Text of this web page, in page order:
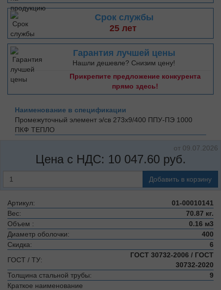
Срок службы
25 лет
Гарантия лучшей цены
Нашли дешевле? Снизим цену!
Прикрепите предложение конкурента
прямо здесь!
Наименование в спецификации
Промежуточный элемент э/св 273х9/400 ППУ-ПЭ 1000
ПКФ ТЕПЛО
от 09.07.2026
Цена с НДС: 10 047.60руб.
Добавить в корзину
Артикул:
01-00010141
Вес:
70.87 кг.
Объем :
0.16 м3
Диаметр оболочки:
400
Скидка:
6
ГОСТ / ТУ:
ГОСТ 30732-2006 / ГОСТ
30732-2020
Толщина стальной трубы:
9
Краткое наименование